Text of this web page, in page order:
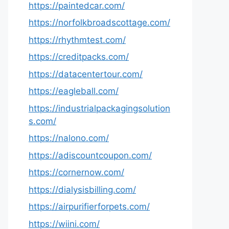
https://paintedcar.com/
https://norfolkbroadscottage.com/
https://rhythmtest.com/
https://creditpacks.com/
https://datacentertour.com/
https://eagleball.com/
https://industrialpackagingsolution
s.com/
https://nalono.com/
https://adiscountcoupon.com/
https://cornernow.com/
https://dialysisbilling.com/
https://airpurifierforpets.com/
https://wiini.com/